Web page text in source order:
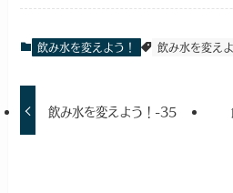
飲み水を変えよう！ 飲み水を変え
飲み水を変えよう！-35